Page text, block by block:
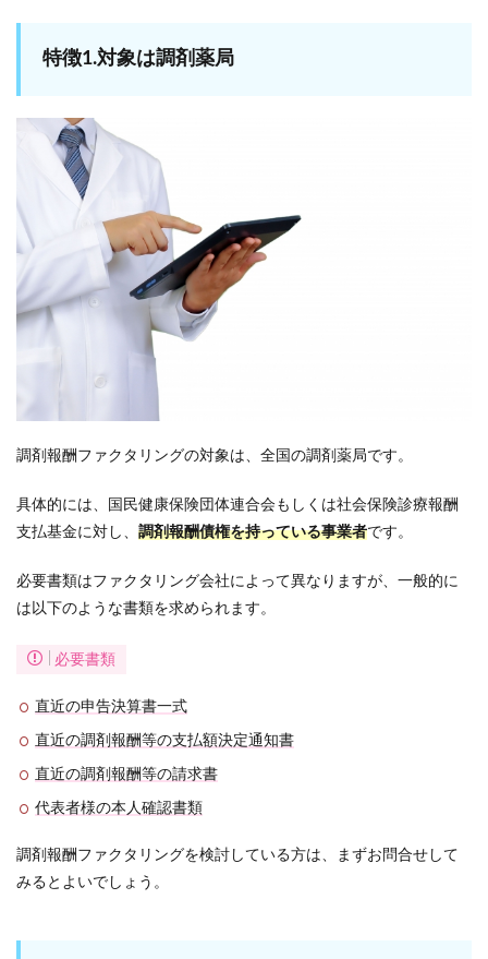
特徴1.対象は調剤薬局
調剤報酬ファクタリングの対象は、全国の調剤薬局です。
具体的には、国民健康保険団体連合会もしくは社会保険診療報酬
支払基金に対し、 調剤報酬債権を持っている事業者です。
必要書類はファクタリング会社によって異なりますが、一般的に
は以下のような書類を求められます。
必要書類
直近の申告決算書一式
直近の調剤報酬等の支払額決定通知書
直近の調剤報酬等の請求書
代表者様の本人確認書類
調剤報酬ファクタリングを検討している方は、まずお問合せして
みるとよいでしょう。